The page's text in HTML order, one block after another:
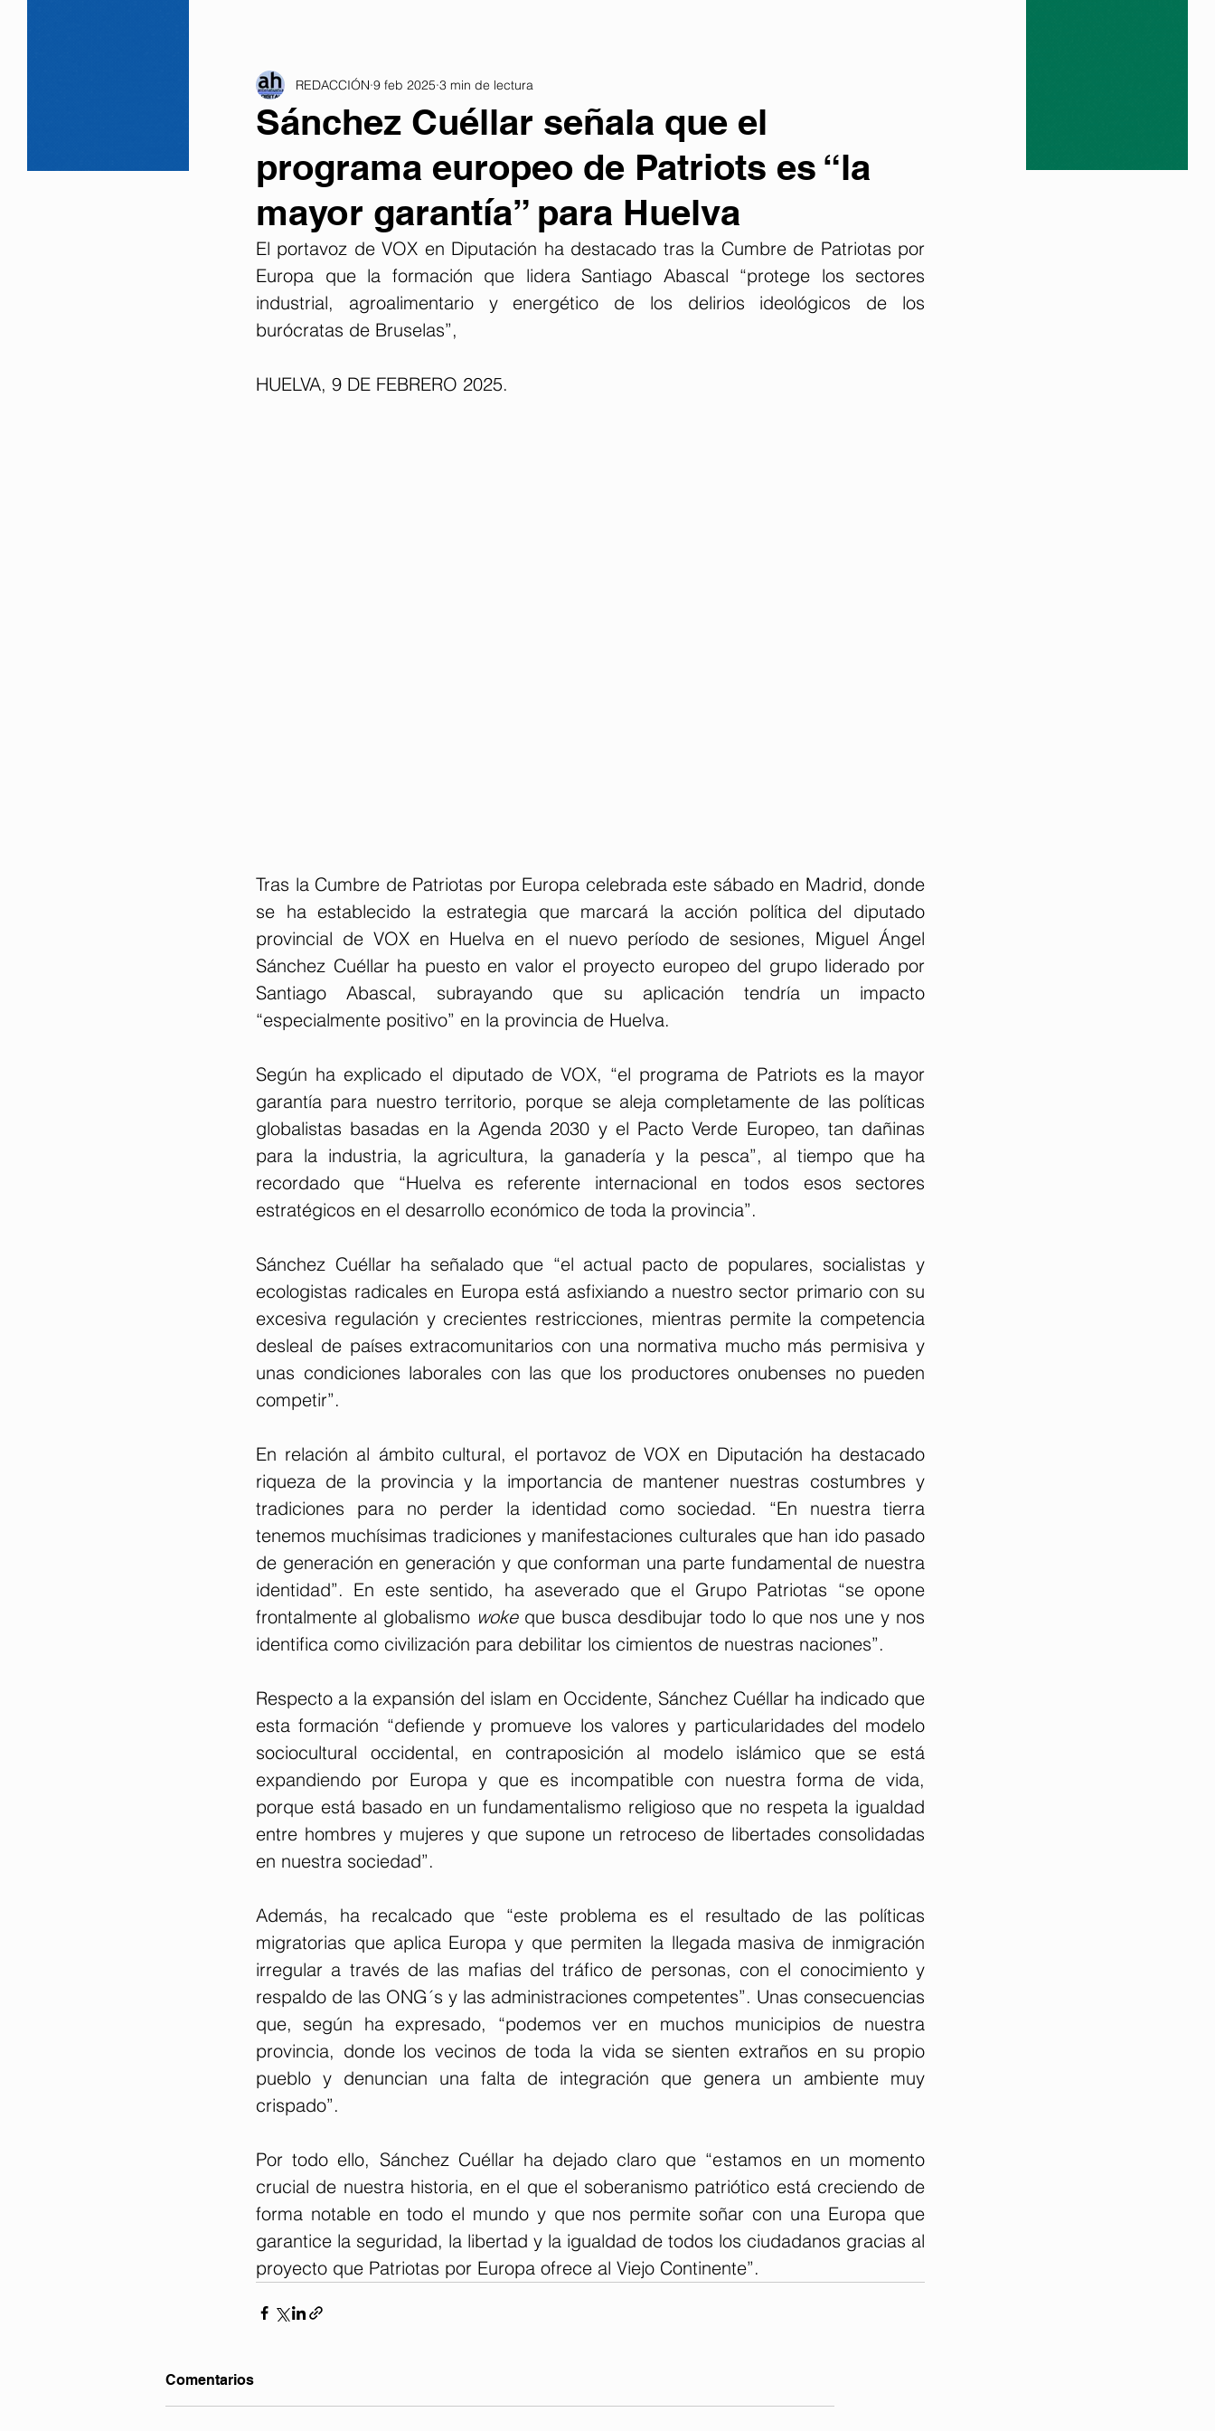
Sánchez Cuéllar señala que el
programa europeo de Patriots es “la
mayor garantía” para Huelva
REDACCIÓN 9 feb 2025 3 min de lectura
El portavoz de VOX en Diputación ha destacado tras la Cumbre de Patriotas por
Europa que la formación que lidera Santiago Abascal “protege los sectores
industrial, agroalimentario y energético de los delirios ideológicos de los
burócratas de Bruselas”,
HUELVA, 9 DE FEBRERO 2025.
Tras la Cumbre de Patriotas por Europa celebrada este sábado en Madrid, donde
se ha establecido la estrategia que marcará la acción política del diputado
provincial de VOX en Huelva en el nuevo período de sesiones, Miguel Ángel
Sánchez Cuéllar ha puesto en valor el proyecto europeo del grupo liderado por
Santiago Abascal, subrayando que su aplicación tendría un impacto
“especialmente positivo” en la provincia de Huelva.
Según ha explicado el diputado de VOX, “el programa de Patriots es la mayor
garantía para nuestro territorio, porque se aleja completamente de las políticas
globalistas basadas en la Agenda 2030 y el Pacto Verde Europeo, tan dañinas
para la industria, la agricultura, la ganadería y la pesca”, al tiempo que ha
recordado que “Huelva es referente internacional en todos esos sectores
estratégicos en el desarrollo económico de toda la provincia”.
Sánchez Cuéllar ha señalado que “el actual pacto de populares, socialistas y
ecologistas radicales en Europa está asfixiando a nuestro sector primario con su
excesiva regulación y crecientes restricciones, mientras permite la competencia
desleal de países extracomunitarios con una normativa mucho más permisiva y
unas condiciones laborales con las que los productores onubenses no pueden
competir”.
En relación al ámbito cultural, el portavoz de VOX en Diputación ha destacado
riqueza de la provincia y la importancia de mantener nuestras costumbres y
tradiciones para no perder la identidad como sociedad. “En nuestra tierra
tenemos muchísimas tradiciones y manifestaciones culturales que han ido pasado
de generación en generación y que conforman una parte fundamental de nuestra
identidad”. En este sentido, ha aseverado que el Grupo Patriotas “se opone
frontalmente al globalismo woke que busca desdibujar todo lo que nos une y nos
identifica como civilización para debilitar los cimientos de nuestras naciones”.
Respecto a la expansión del islam en Occidente, Sánchez Cuéllar ha indicado que
esta formación “defiende y promueve los valores y particularidades del modelo
sociocultural occidental, en contraposición al modelo islámico que se está
expandiendo por Europa y que es incompatible con nuestra forma de vida,
porque está basado en un fundamentalismo religioso que no respeta la igualdad
entre hombres y mujeres y que supone un retroceso de libertades consolidadas
en nuestra sociedad”.
Además, ha recalcado que “este problema es el resultado de las políticas
migratorias que aplica Europa y que permiten la llegada masiva de inmigración
irregular a través de las mafias del tráfico de personas, con el conocimiento y
respaldo de las ONG´s y las administraciones competentes”. Unas consecuencias
que, según ha expresado, “podemos ver en muchos municipios de nuestra
provincia, donde los vecinos de toda la vida se sienten extraños en su propio
pueblo y denuncian una falta de integración que genera un ambiente muy
crispado”.
Por todo ello, Sánchez Cuéllar ha dejado claro que “estamos en un momento
crucial de nuestra historia, en el que el soberanismo patriótico está creciendo de
forma notable en todo el mundo y que nos permite soñar con una Europa que
garantice la seguridad, la libertad y la igualdad de todos los ciudadanos gracias al
proyecto que Patriotas por Europa ofrece al Viejo Continente”.
Comentarios